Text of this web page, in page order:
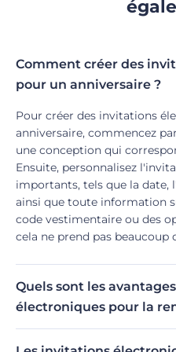
Comment créer des
pour un anniversaire ?
Pour créer des invitations
anniversaire, commencez
une conception qui
Ensuite, personnalisez
importants, tels que la date,
ainsi que toute information
code vestimentaire ou des
cela ne prend pas beaucoup
Quels sont les
électroniques pour la
Les invitations
sont une option pratique et